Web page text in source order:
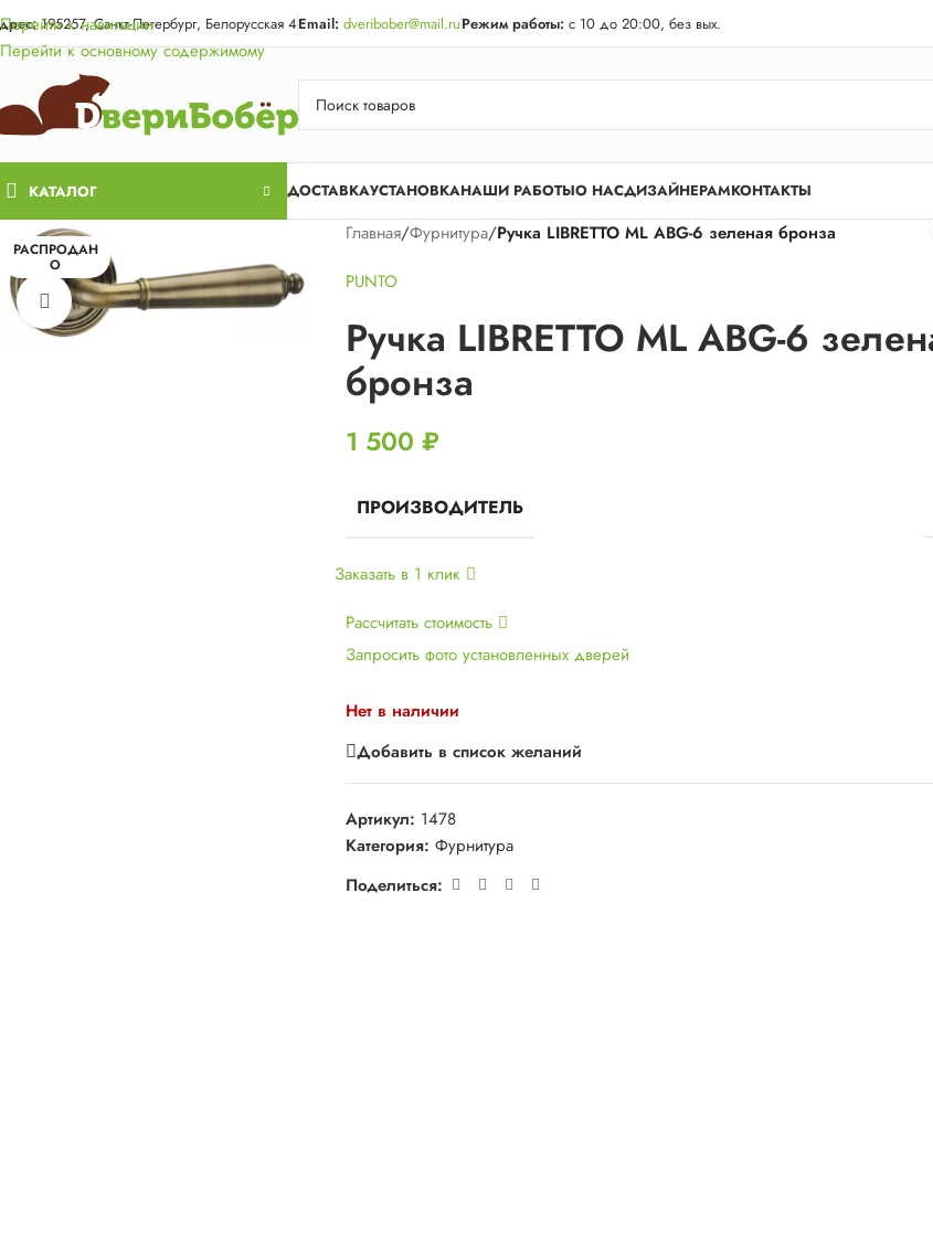
Перейти к навигации
Перейти к основному содержимому
Акция для жителей Лен. области! Бесплатная доставка в 50 км. от
195257, Санкт-Петербург, Белорусская 4Email: dveribober@mail.ruРежим работы: с 10 до 20:00, без вых.
КАТАЛОГ ДОСТАВКАУСТАНОВКАНАШИ РАБОТЫО НАСДИЗАЙНЕРАМКОНТАКТЫ
РАСПРОДАН
О
Нажмите, чтобы увеличить
Главная/Фурнитура/Ручка LIBRETTO ML ABG-6 зеленая бронза
PUNTO
Ручка LIBRETTO ML ABG-6
бронза
1 500 ₽
ПРОИЗВОДИТЕЛЬ
Заказать в 1 клик
Рассчитать стоимость
Запросить фото установленных дверей
Нет в наличии
Добавить в список желаний
Артикул: 1478
Категория: Фурнитура
Поделиться: